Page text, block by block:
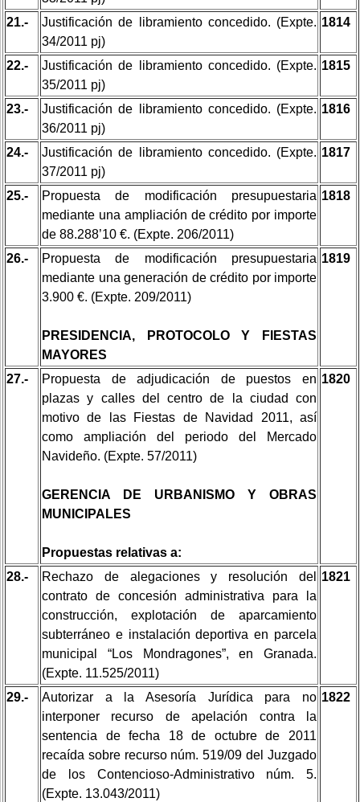
21.-
Justificación de libramiento concedido. (Expte.
34/2011 pj)
1814
22.-
Justificación de libramiento concedido. (Expte.
35/2011 pj)
1815
23.-
Justificación de libramiento concedido. (Expte.
36/2011 pj)
1816
24.-
Justificación de libramiento concedido. (Expte.
37/2011 pj)
1817
25.-
Propuesta de modificación presupuestaria
mediante una ampliación de crédito por importe
de 88.288’10 €. (Expte. 206/2011)
1818
26.-
Propuesta de modificación presupuestaria
mediante una generación de crédito por importe
3.900 €. (Expte. 209/2011)
PRESIDENCIA, PROTOCOLO Y FIESTAS
MAYORES
1819
27.-
Propuesta de adjudicación de puestos en
plazas y calles del centro de la ciudad con
motivo de las Fiestas de Navidad 2011, así
como ampliación del periodo del Mercado
Navideño. (Expte. 57/2011)
GERENCIA DE URBANISMO Y OBRAS
MUNICIPALES
Propuestas relativas a:
1820
28.-
Rechazo de alegaciones y resolución del
contrato de concesión administrativa para la
construcción, explotación de aparcamiento
subterráneo e instalación deportiva en parcela
municipal “Los Mondragones”, en Granada.
(Expte. 11.525/2011)
1821
29.-
Autorizar a la Asesoría Jurídica para no
interponer recurso de apelación contra la
sentencia de fecha 18 de octubre de 2011
recaída sobre recurso núm. 519/09 del Juzgado
de los Contencioso-Administrativo núm. 5.
(Expte. 13.043/2011)
1822